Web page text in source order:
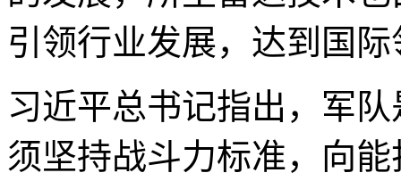
引领行业发展，达到国
习近平总书记指出，军
须坚持战斗力标准，向